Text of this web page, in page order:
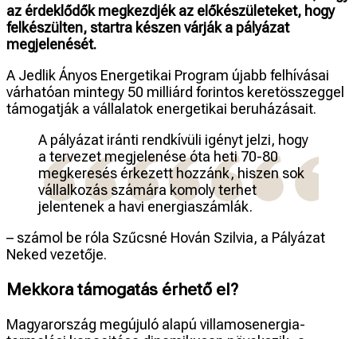
az érdeklődők megkezdjék az előkészületeket, hogy
felkészülten, startra készen várják a pályázat
megjelenését.
A Jedlik Ányos Energetikai Program újabb felhívásai
várhatóan mintegy 50 milliárd forintos keretösszeggel
támogatják a vállalatok energetikai beruházásait.
A pályázat iránti rendkívüli igényt jelzi, hogy
a tervezet megjelenése óta heti 70-80
megkeresés érkezett hozzánk, hiszen sok
vállalkozás számára komoly terhet
jelentenek a havi energiaszámlák.
– számol be róla Szűcsné Hován Szilvia, a Pályázat
Neked vezetője.
Mekkora támogatás érhető el?
Magyarország megújuló alapú villamosenergia-